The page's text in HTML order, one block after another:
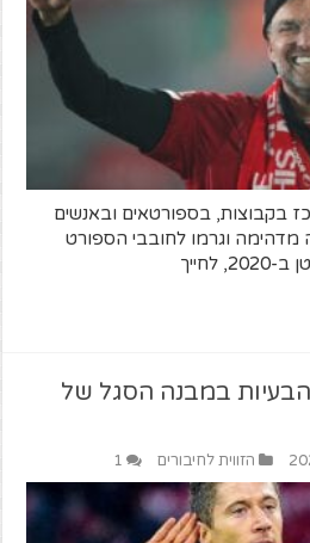
להתרכז בקבוצות, בספורטאים ובאנשים
וגרמו לחובבי הספורט
לחייך
במבנה הסגל של
הזווית לחיבורים 1